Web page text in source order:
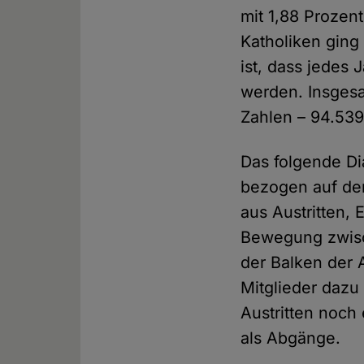
mit 1,88
Katholiken
ist, dass jedes
werden.
Zahlen –
Das folgende
bezogen auf
aus Austritten,
Bewegung
der Balken der
Mitglieder
Austritten noch
als Abgänge.